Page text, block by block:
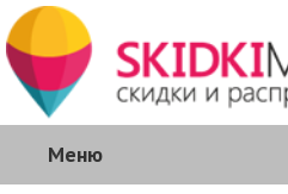
Меню